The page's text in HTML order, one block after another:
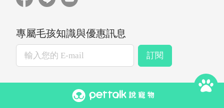
專屬毛孩知識與優惠訊息
訂閱